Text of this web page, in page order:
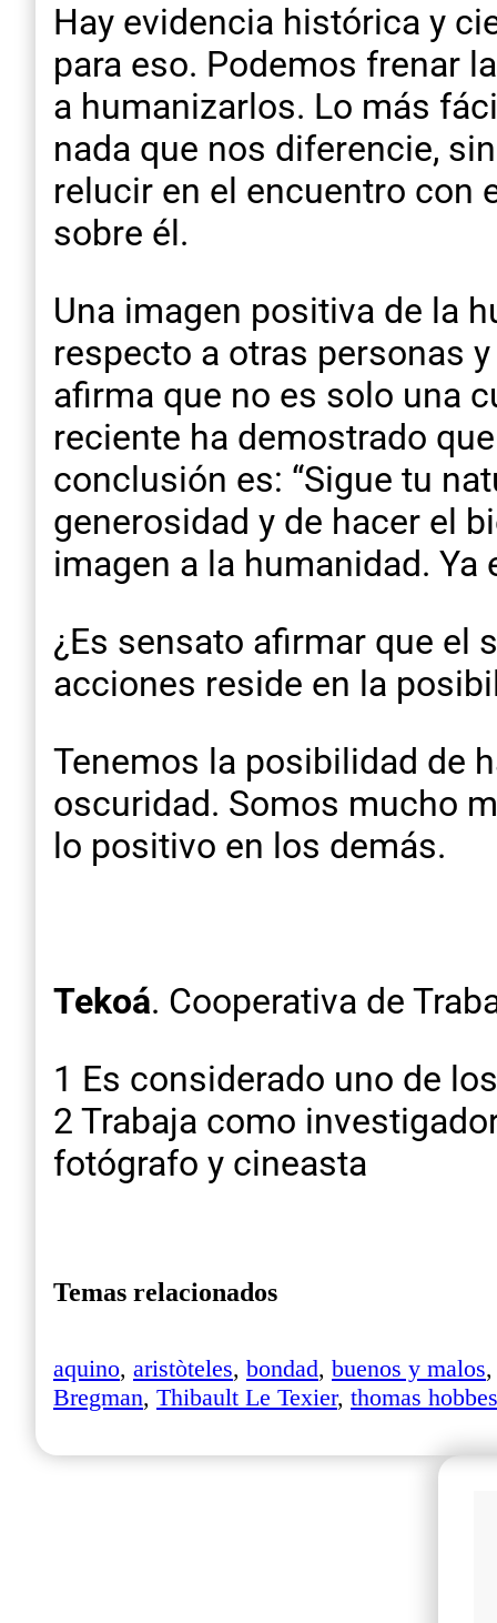
Hay evidencia histórica y
para eso. Podemos frenar
a humanizarlos. Lo más
nada que nos diferencie,
relucir en el encuentro con
sobre él.
Una imagen positiva de la
respecto a otras personas
afirma que no es solo una
reciente ha demostrado
conclusión es: “Sigue tu
generosidad y de hacer el
imagen a la humanidad. Ya
¿Es sensato afirmar que el
acciones reside en la
Tenemos la posibilidad de
oscuridad. Somos mucho
lo positivo en los demás.
Tekoá. Cooperativa de
1 Es considerado uno de
2 Trabaja como
fotógrafo y cineasta
Temas relacionados
aquino, aristòteles, bondad, buenos y malos
Bregman, Thibault Le Texier, thomas hobbes